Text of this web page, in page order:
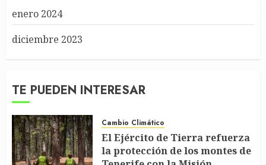
enero 2024
diciembre 2023
TE PUEDEN INTERESAR
Cambio Climático
El Ejército de Tierra refuerza
la protección de los montes de